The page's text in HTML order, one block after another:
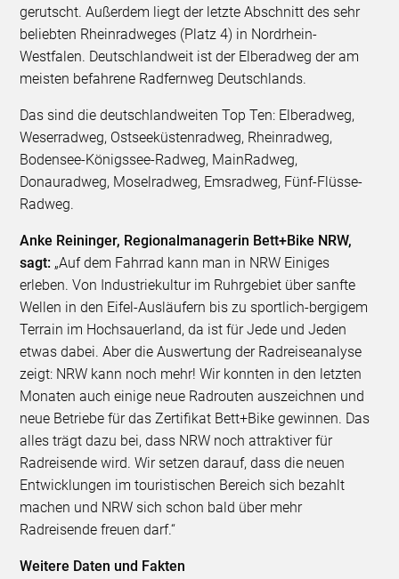
gerutscht. Außerdem liegt der letzte Abschnitt des sehr
beliebten Rheinradweges (Platz 4) in Nordrhein-
Westfalen. Deutschlandweit ist der Elberadweg der am
meisten befahrene Radfernweg Deutschlands.
Das sind die deutschlandweiten Top Ten: Elberadweg,
Weserradweg, Ostseeküstenradweg, Rheinradweg,
Bodensee-Königssee-Radweg, MainRadweg,
Donauradweg, Moselradweg, Emsradweg, Fünf-Flüsse-
Radweg.
Anke Reininger, Regionalmanagerin Bett+Bike NRW,
sagt: „Auf dem Fahrrad kann man in NRW Einiges
erleben. Von Industriekultur im Ruhrgebiet über sanfte
Wellen in den Eifel-Ausläufern bis zu sportlich-bergigem
Terrain im Hochsauerland, da ist für Jede und Jeden
etwas dabei. Aber die Auswertung der Radreiseanalyse
zeigt: NRW kann noch mehr! Wir konnten in den letzten
Monaten auch einige neue Radrouten auszeichnen und
neue Betriebe für das Zertifikat Bett+Bike gewinnen. Das
alles trägt dazu bei, dass NRW noch attraktiver für
Radreisende wird. Wir setzen darauf, dass die neuen
Entwicklungen im touristischen Bereich sich bezahlt
machen und NRW sich schon bald über mehr
Radreisende freuen darf.“
Weitere Daten und Fakten